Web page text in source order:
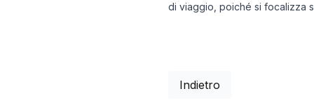
di viaggio, poiché si focalizza
Indietro